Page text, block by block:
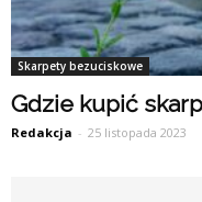
Skarpety bezuciskowe
Gdzie kupić
Redakcja - 25 listopada 2023